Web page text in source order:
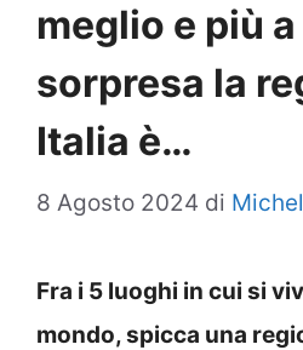
meglio e più
sorpresa la
Italia è…
8 Agosto 2024 di
Fra i 5 luoghi in cui si
mondo, spicca una